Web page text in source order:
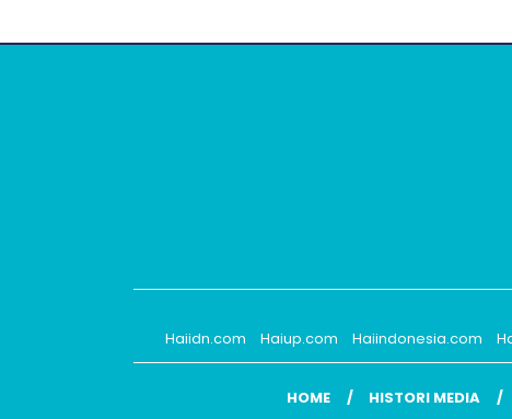
Haiidn.com
Haiup.com Haiindonesia.com
HOME HISTORI MEDIA